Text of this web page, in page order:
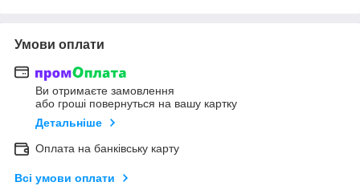
Умови оплати
Ви отримаєте замовлення
або гроші повернуться на вашу картку
Детальніше
Оплата на банківську карту
Всі умови оплати